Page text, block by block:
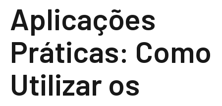
Aplicações
Práticas: Como
Utilizar os